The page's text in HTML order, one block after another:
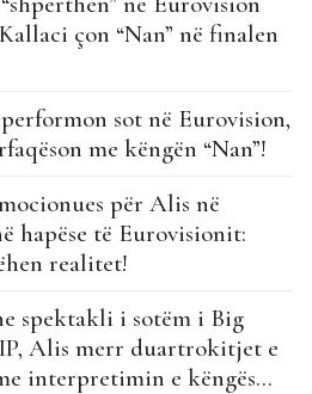
çon “Nan” në finalen
sot në Eurovision,
me këngën “Nan”!
për Alis në
hapëse të Eurovisionit:
realitet!
spektakli i sotëm i Big
Alis merr duartrokitjet e
interpretimin e këngës